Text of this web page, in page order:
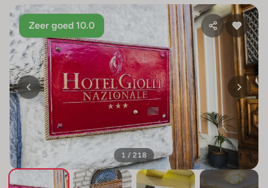
Zeer goed 10.0
1 / 218